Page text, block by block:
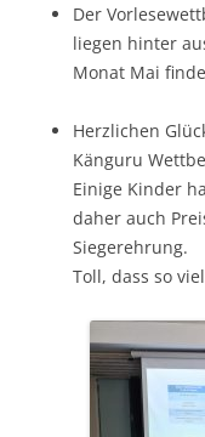
Der
liegen hinter
Monat Mai
Herzlichen
Känguru
Einige Kinder
daher auch
Siegerehrung.
Toll, dass so